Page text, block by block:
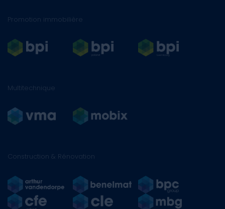
Promotion immobilière
Multitechnique
Construction & Rénovation